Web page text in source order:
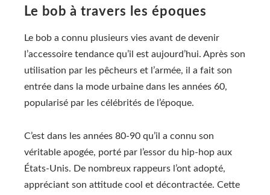
Le bob à travers les époques
Le bob a connu plusieurs vies avant de devenir
l’accessoire tendance qu’il est aujourd’hui. Après son
utilisation par les pêcheurs et l’armée, il a fait son
entrée dans la mode urbaine dans les années 60,
popularisé par les célébrités de l’époque.
C’est dans les années 80-90 qu’il a connu son
véritable apogée, porté par l’essor du hip-hop aux
États-Unis. De nombreux rappeurs l’ont adopté,
appréciant son attitude cool et décontractée. Cette